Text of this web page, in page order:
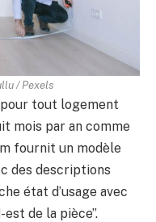
/ Pexels
tout logement
mois par an comme
fournit un modèle
des descriptions
état d’usage avec
de la pièce”.